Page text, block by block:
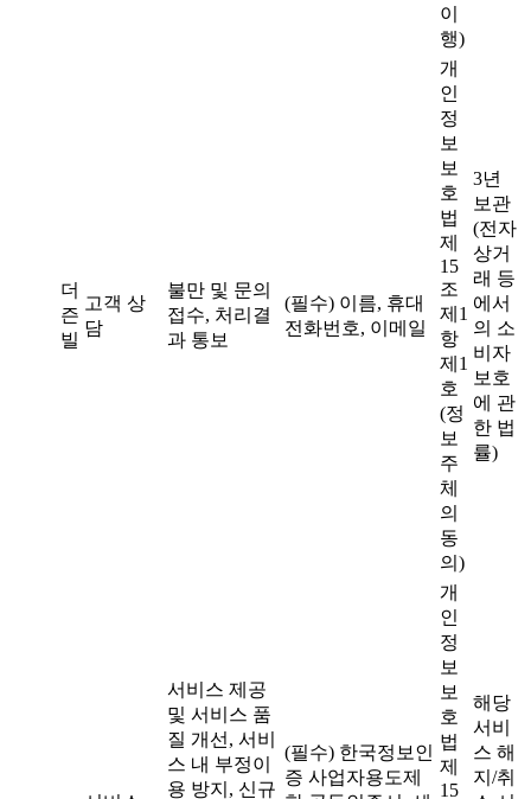
더
즌
빌
이
행)
고객 상
담
불만 및 문의
접수, 처리결
과 통보
(필수) 이름, 휴대
전화번호, 이메일
개
인
정
보
보
호
법
제
15
조
제1
항
제1
호
(정
보
주
체
의
동
의)
3년
보관
(전자
상거
래 등
에서
의 소
비자
보호
에 관
한 법
률)
서비스 제공
및 서비스 품
질 개선, 서비
스 내 부정이
용 방지, 신규
(필수) 한국정보인
증 사업자용도제
개
인
정
보
보
호
법
제
15
해당
서비
스 해
지/취